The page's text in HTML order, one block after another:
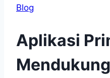
Blog
Aplikasi
Mendukung